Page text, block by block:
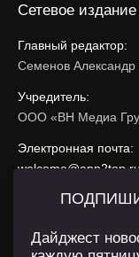
Сетевое издание
Главный редактор:
Семенов Александр
Учредитель:
ООО «ВН Медиа
Электронная почта:
При использовании
Дайджест